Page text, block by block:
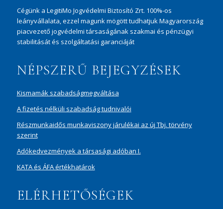
Cégünk a LegitiMo Jogvédelmi Biztosító Zrt. 100%-os
leányvállalata, ezzel magunk mögött tudhatjuk Magyarország
piacvezető jogvédelmi társaságának szakmai és pénzügyi
stabilitását és szolgáltatási garanciáját
NÉPSZERŰ BEJEGYZÉSEK
Kismamák szabadságmegváltása
A fizetés nélküli szabadság tudnivalói
Részmunkaidős munkaviszony járulékai az új Tbj. törvény
szerint
Adókedvezmények a társasági adóban I.
KATA és ÁFA értékhatárok
ELÉRHETŐSÉGEK